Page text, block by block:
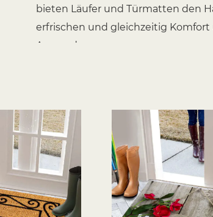
bieten Läufer und Türmatten den
erfrischen und gleichzeitig
Anwendung
Schmutz, Staub und Verschleiß.
ein kleiner Teppich am Eingang
Feuchtigkeit vor dem Betreten des
Küchen und Badezimmer Komfort
Küchen und Badezimmer haben
macht, über lange Zeiträume zu